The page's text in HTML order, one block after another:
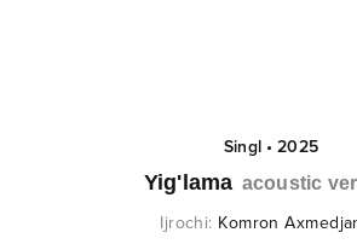
Singl•2025
Yig'lama acoustic
Ijrochi: Komron